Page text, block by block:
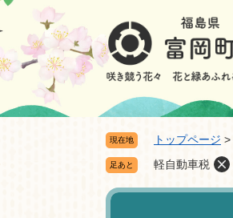
ペ
ー
の
メ
ニ
ー
現在地 トップページ >
足あと 軽自動車税